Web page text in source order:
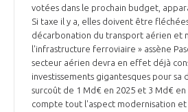
votées dans le prochain budget,
Si taxe il y a, elles doivent être
décarbonation du transport aérien et
l'infrastructure ferroviaire » assène
secteur aérien devra en effet déjà
investissements gigantesques pour sa
surcoût de 1 Md€ en 2025 et 3 Md€ en
compte tout l'aspect modernisation